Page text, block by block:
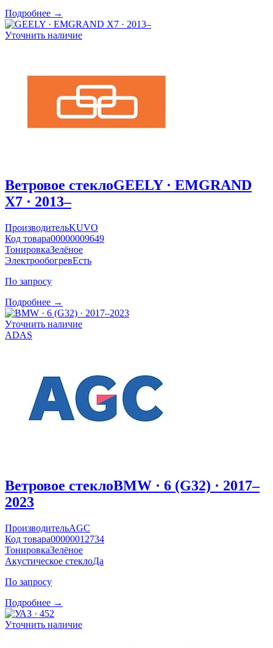
Подробнее →
Уточнить наличие
Ветровое стеклоGEELY · EMGRAND
X7 · 2013–
ПроизводительKUVO
Код товара00000009649
ТонировкаЗелёное
ЭлектрообогревЕсть
По запросу
Подробнее →
Уточнить наличие
ADAS
Ветровое стеклоBMW · 6 (G32) · 2017–
2023
ПроизводительAGC
Код товара00000012734
ТонировкаЗелёное
Акустическое стеклоДа
По запросу
Подробнее →
Уточнить наличие